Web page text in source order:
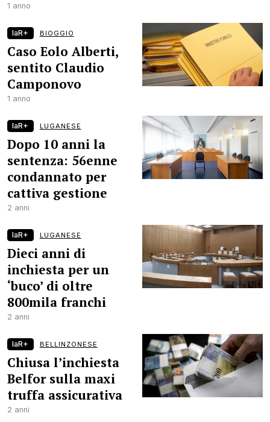
1 anno
laR+ BIOGGIO
Caso Eolo Alberti,
sentito Claudio
Camponovo
1 anno
laR+ LUGANESE
Dopo 10 anni la
sentenza: 56enne
condannato per
cattiva gestione
2 anni
laR+ LUGANESE
Dieci anni di
inchiesta per un
‘buco’ di oltre
800mila franchi
2 anni
laR+ BELLINZONESE
Chiusa l’inchiesta
Belfor sulla maxi
truffa assicurativa
2 anni